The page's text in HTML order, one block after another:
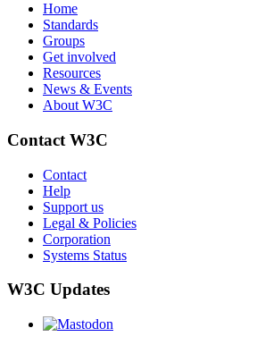
Home
Standards
Groups
Get involved
Resources
News & Events
About W3C
Contact W3C
Contact
Help
Support us
Legal & Policies
Corporation
Systems Status
W3C Updates